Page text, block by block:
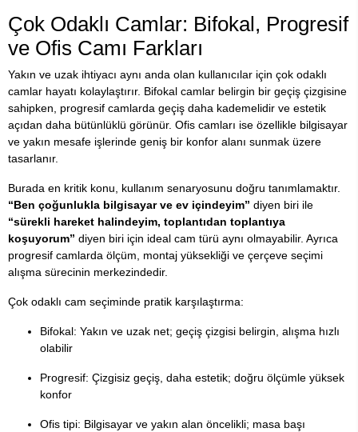
Çok Odaklı Camlar: Bifokal, Progresif
ve Ofis Camı Farkları
Yakın ve uzak ihtiyacı aynı anda olan kullanıcılar için çok odaklı
camlar hayatı kolaylaştırır. Bifokal camlar belirgin bir geçiş çizgisine
sahipken, progresif camlarda geçiş daha kademelidir ve estetik
açıdan daha bütünlüklü görünür. Ofis camları ise özellikle bilgisayar
ve yakın mesafe işlerinde geniş bir konfor alanı sunmak üzere
tasarlanır.
Burada en kritik konu, kullanım senaryosunu doğru tanımlamaktır.
“Ben çoğunlukla bilgisayar ve ev içindeyim” diyen biri ile
“sürekli hareket halindeyim, toplantıdan toplantıya
koşuyorum” diyen biri için ideal cam türü aynı olmayabilir. Ayrıca
progresif camlarda ölçüm, montaj yüksekliği ve çerçeve seçimi
alışma sürecinin merkezindedir.
Çok odaklı cam seçiminde pratik karşılaştırma:
Bifokal: Yakın ve uzak net; geçiş çizgisi belirgin, alışma hızlı
olabilir
Progresif: Çizgisiz geçiş, daha estetik; doğru ölçümle yüksek
konfor
Ofis tipi: Bilgisayar ve yakın alan öncelikli; masa başı